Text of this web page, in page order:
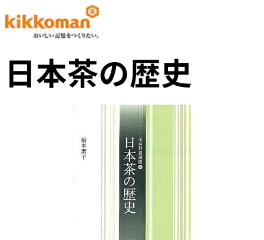
日本茶の歴史